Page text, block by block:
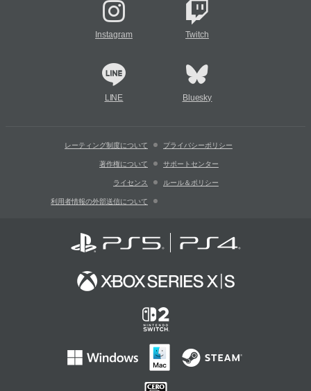
Instagram Twitch
LINE Bluesky
レーティング制度について プライバシーポリシー
著作権について サポートセンター
ライセンス ルール＆ポリシー
利用者情報の外部送信について